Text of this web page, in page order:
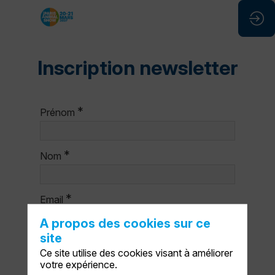
Inscription newsletter
Prénom *
Nom *
Email *
Vous êtes
Cliquez pour sélectionner un
A propos des cookies sur ce
site
Ce site utilise des cookies visant à améliorer
votre expérience.